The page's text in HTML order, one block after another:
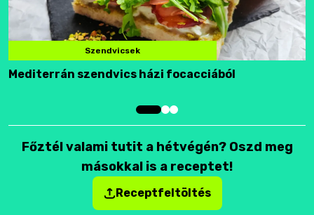
Szendvicsek
Mediterrán szendvics házi focacciából
Főztél valami tutit a hétvégén? Oszd meg
másokkal is a receptet!
Receptfeltöltés